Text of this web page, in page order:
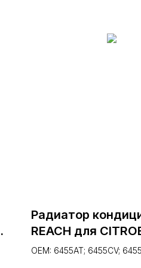
Радиатор
REACH для
BERLINGO 1.1/1.4/
OEM: 6455AT; 6455CV;